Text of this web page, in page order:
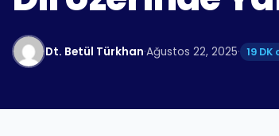
Dt. Betül Türkhan·Ağustos 22, 2025· 19